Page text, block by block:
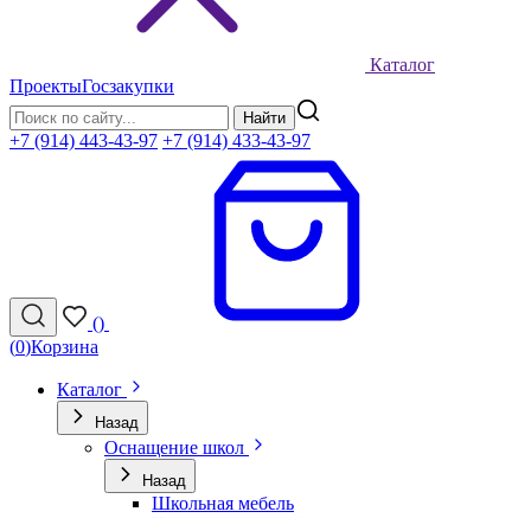
Каталог
ПроектыГосзакупки
Найти
+7 (914) 443-43-97 +7 (914) 433-43-97
()
(0)Корзина
Каталог
Назад
Оснащение школ
Назад
Школьная мебель